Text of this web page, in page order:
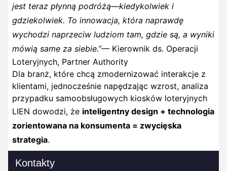
jest teraz płynną podróżą—kiedykolwiek i
gdziekolwiek. To innowacja, która naprawdę
wychodzi naprzeciw ludziom tam, gdzie są, a wyniki
mówią same za siebie.”— Kierownik ds. Operacji
Loteryjnych, Partner Authority
Dla branż, które chcą zmodernizować interakcje z
klientami, jednocześnie napędzając wzrost, analiza
przypadku samoobsługowych kiosków loteryjnych
LIEN dowodzi, że inteligentny design + technologia
zorientowana na konsumenta = zwycięska
strategia.
Kontakty